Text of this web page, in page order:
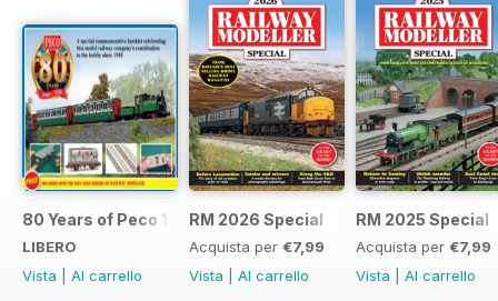
80 Years of Peco 1946 - 2026
LIBERO
Vista
Al carrello
RM 2026 Special
Acquista per €7,99
Vista
Al carrello
RM 2025 Special
Acquista per €7,99
Vista
Al carrello